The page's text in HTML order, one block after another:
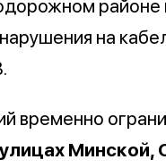
районе
на
временно
Минской,